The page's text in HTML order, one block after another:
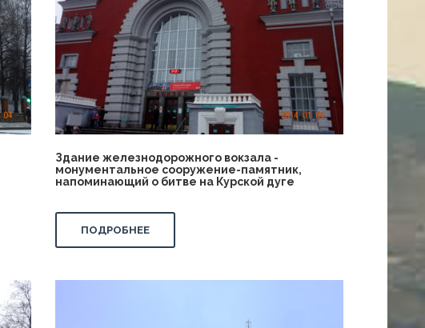
Здание железнодорожного вокзала -
монументальное сооружение-памятник,
напоминающий о битве на Курской дуге
ПОДРОБНЕЕ